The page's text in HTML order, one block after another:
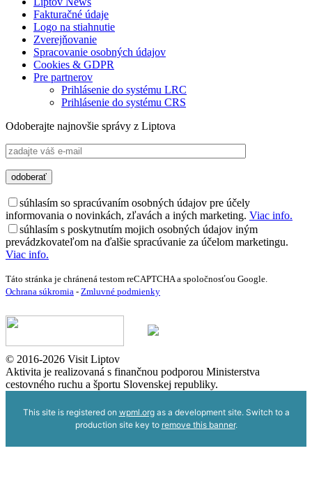
Fakturačné údaje
Logo na stiahnutie
Zverejňovanie
Spracovanie osobných údajov
Cookies & GDPR
Pre partnerov
Prihlásenie do systému LRC
Prihlásenie do systému CRS
Odoberajte najnovšie správy z Liptova
súhlasím so spracúvaním osobných údajov pre účely
informovania o novinkách, zľavách a iných marketing. Viac info.
súhlasím s poskytnutím mojich osobných údajov iným
prevádzkovateľom na ďalšie spracúvanie za účelom marketingu.
Viac info.
Táto stránka je chránená testom reCAPTCHA a spoločnosťou Google.
Ochrana súkromia - Zmluvné podmienky
© 2016-2026 Visit Liptov
Aktivita je realizovaná s finančnou podporou Ministerstva
cestovného ruchu a športu Slovenskej republiky.
This site is registered on wpml.orgas a development site. Switch to a
production site key to remove this banner.